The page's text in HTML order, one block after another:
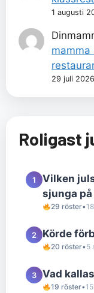
1 augusti
29 juli 2026
Roligast
1
Vilken
sjunga
29 röster•
2 Körde
20 röster•5
3 Vad
19 röster•